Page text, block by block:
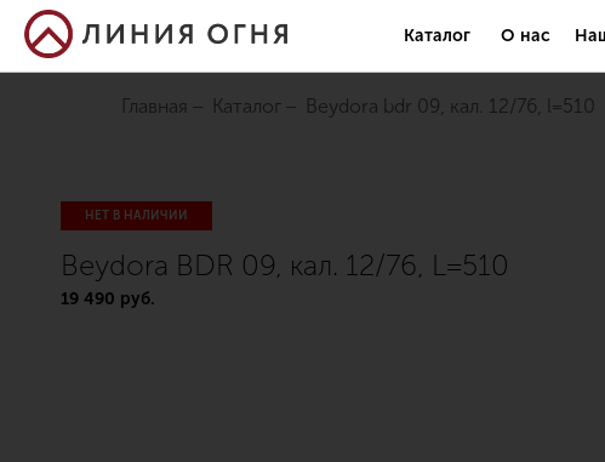
Каталог О нас
Главная Каталог beydora bdr 09, кал. 12/76, l=510
НЕТ В НАЛИЧИИ
Beydora BDR 09, кал. 12/76, L=510
19 490 руб.